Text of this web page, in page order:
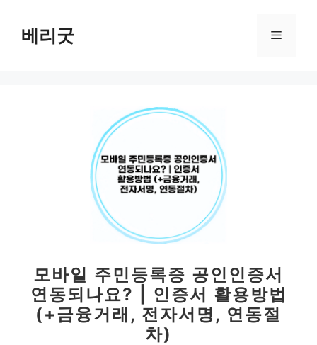
베리굿 메
모바일 주민등록증 공인인증서
연동되나요? | 인증서 활용방법
(+금융거래, 전자서명, 연동절
차)